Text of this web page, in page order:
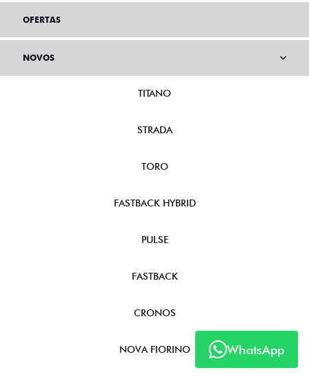
WhatsApp
OFERTAS
NOVOS
TITANO
STRADA
TORO
FASTBACK HYBRID
PULSE
FASTBACK
CRONOS
NOVA FIORINO